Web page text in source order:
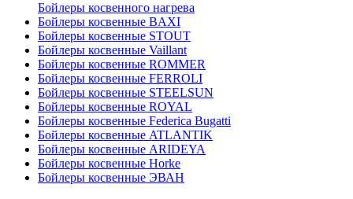
Бойлеры косвенного нагрева
Бойлеры косвенные BAXI
Бойлеры косвенные STOUT
Бойлеры косвенные Vaillant
Бойлеры косвенные ROMMER
Бойлеры косвенные FERROLI
Бойлеры косвенные STEELSUN
Бойлеры косвенные ROYAL
Бойлеры косвенные Federica Bugatti
Бойлеры косвенные ATLANTIK
Бойлеры косвенные ARIDEYA
Бойлеры косвенные Horke
Бойлеры косвенные ЭВАН